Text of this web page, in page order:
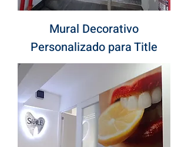
Mural Decorativo
Personalizado para Title